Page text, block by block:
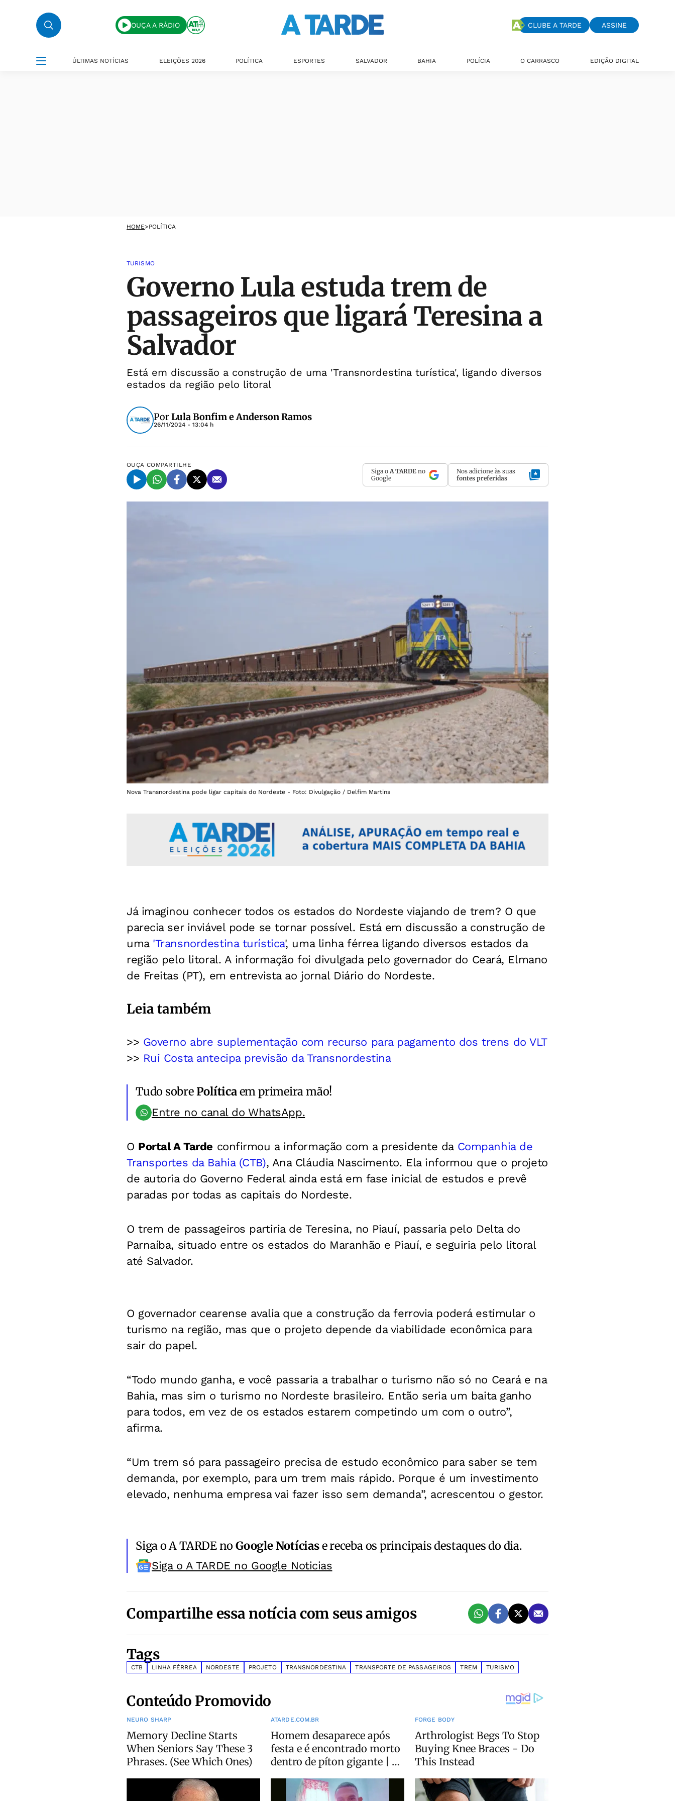
OUÇA A RÁDIO CLUBE A TARDE ASSINE
ÚLTIMAS NOTÍCIAS ELEIÇÕES 2026 POLÍTICA ESPORTES SALVADOR BAHIA POLÍCIA O CARRASCO EDIÇÃO DIGITAL
HOME>POLÍTICA
TURISMO
Governo Lula estuda trem de
passageiros que ligará Teresina a
Salvador
Está em discussão a construção de uma 'Transnordestina turística', ligando diversos
estados da região pelo litoral
PorLula Bonfim e Anderson Ramos
26/11/2024 - 13:04 h
OUÇA COMPARTILHE
Siga o A TARDE no
Google
Nos adicione às suas
fontes preferidas
Nova Transnordestina pode ligar capitais do Nordeste - Foto: Divulgação / Delfim Martins
Já imaginou conhecer todos os estados do Nordeste viajando de trem? O que
parecia ser inviável pode se tornar possível. Está em discussão a construção de
uma 'Transnordestina turística', uma linha férrea ligando diversos estados da
região pelo litoral. A informação foi divulgada pelo governador do Ceará, Elmano
de Freitas (PT), em entrevista ao jornal Diário do Nordeste.
Leia também
>> Governo abre suplementação com recurso para pagamento dos trens do VLT
>> Rui Costa antecipa previsão da Transnordestina
Tudo sobrePolíticaem primeira mão!
Entre no canal do WhatsApp.
O Portal A Tarde confirmou a informação com a presidente da Companhia de
Transportes da Bahia (CTB), Ana Cláudia Nascimento. Ela informou que o projeto
de autoria do Governo Federal ainda está em fase inicial de estudos e prevê
paradas por todas as capitais do Nordeste.
O trem de passageiros partiria de Teresina, no Piauí, passaria pelo Delta do
Parnaíba, situado entre os estados do Maranhão e Piauí, e seguiria pelo litoral
até Salvador.
O governador cearense avalia que a construção da ferrovia poderá estimular o
turismo na região, mas que o projeto depende da viabilidade econômica para
sair do papel.
“Todo mundo ganha, e você passaria a trabalhar o turismo não só no Ceará e na
Bahia, mas sim o turismo no Nordeste brasileiro. Então seria um baita ganho
para todos, em vez de os estados estarem competindo um com o outro”,
afirma.
“Um trem só para passageiro precisa de estudo econômico para saber se tem
demanda, por exemplo, para um trem mais rápido. Porque é um investimento
elevado, nenhuma empresa vai fazer isso sem demanda”, acrescentou o gestor.
Siga o A TARDE noGoogle Notíciase receba os principais destaques do dia.
Siga o A TARDE no Google Noticias
Compartilhe essa notícia com seus amigos
Tags
CTB LINHA FÉRREA NORDESTE PROJETO TRANSNORDESTINA TRANSPORTE DE PASSAGEIROS TREM TURISMO